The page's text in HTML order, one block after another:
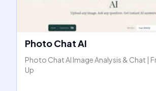
Photo Chat AI
Photo Chat AI Image Analysis & Chat |
Up